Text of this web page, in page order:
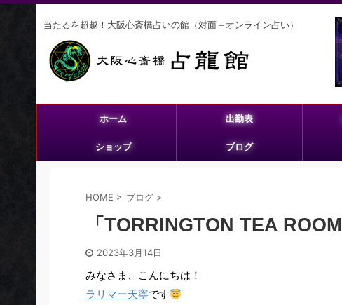
当たるを超越！大阪心斎橋占いの館（対面＋オンライン占い）
ホーム 出勤表
ショップ ブログ
HOME > ブログ >
「TORRINGTON TEA ROOM
2023年3月14日
みなさま、こんにちは！
ラリマー天寧です